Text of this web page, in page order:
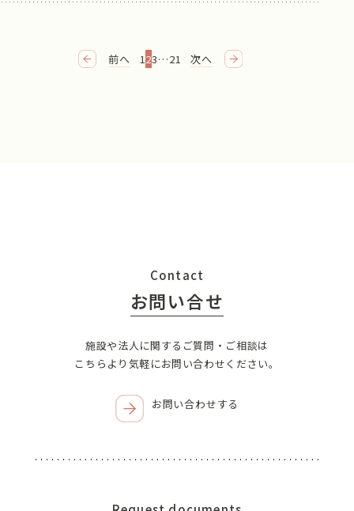
前へ 123…21 次へ
Contact
お問い合せ
施設や法人に関するご質問・ご相談は
こちらより気軽にお問い合わせください。
お問い合わせする